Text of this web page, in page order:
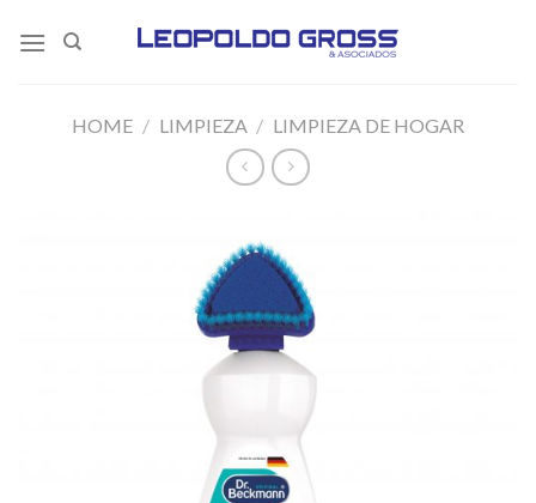
HOME / LIMPIEZA / LIMPIEZA DE HOGAR